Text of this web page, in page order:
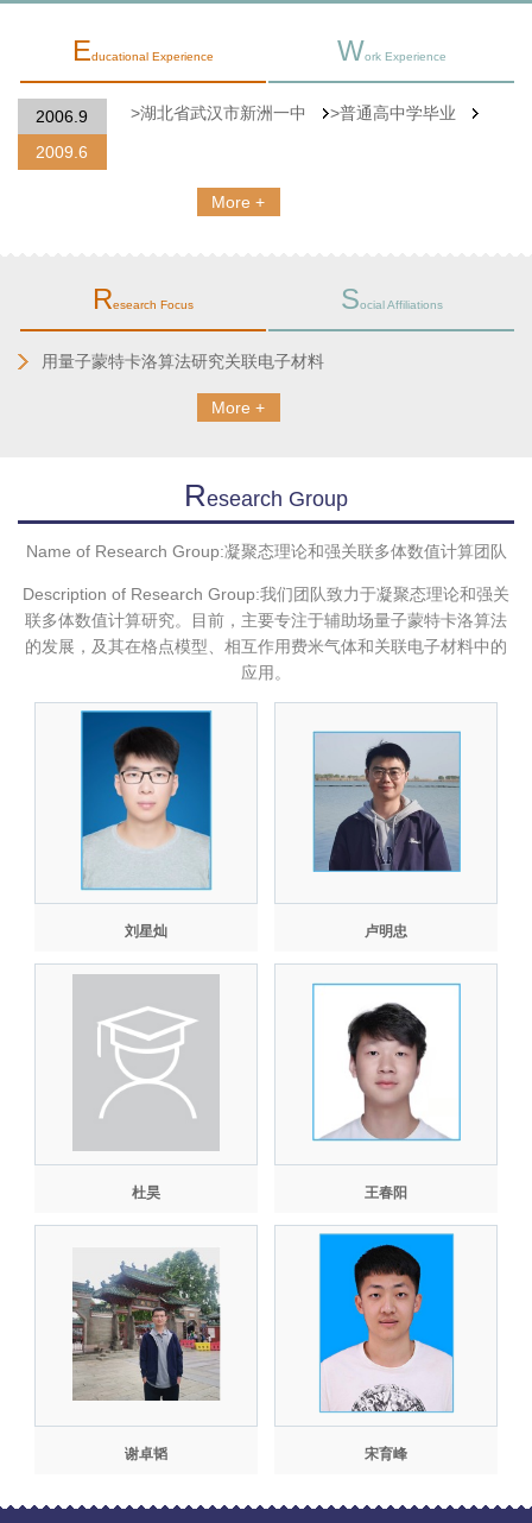
Educational Experience Work Experience
2006.9
2009.6
>湖北省武汉市新洲一中 >普通高中学毕业
More +
Research Focus Social Affiliations
用量子蒙特卡洛算法研究关联电子材料
More +
REsearch Group
Name of Research Group:凝聚态理论和强关联多体数值计算团队
Description of Research Group:我们团队致力于凝聚态理论和强关
联多体数值计算研究。目前，主要专注于辅助场量子蒙特卡洛算法
的发展，及其在格点模型、相互作用费米气体和关联电子材料中的
应用。
刘星灿 卢明忠
杜昊 王春阳
谢卓韬 宋育峰